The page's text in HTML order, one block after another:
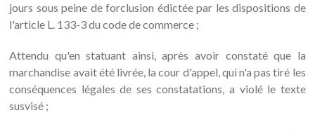
jours sous peine de forclusion édictée par les dispositions de
l'article L. 133-3 du code de commerce ;
Attendu qu'en statuant ainsi, après avoir constaté que la
marchandise avait été livrée, la cour d'appel, qui n'a pas tiré les
conséquences légales de ses constatations, a violé le texte
susvisé ;